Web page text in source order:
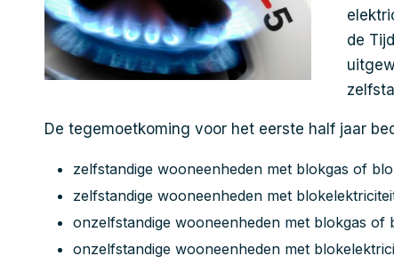
de
De tegemoetkoming voor het eerste half jaar
zelfstandige wooneenheden met blokgas of
zelfstandige wooneenheden met
onzelfstandige wooneenheden met blokgas of
onzelfstandige wooneenheden met